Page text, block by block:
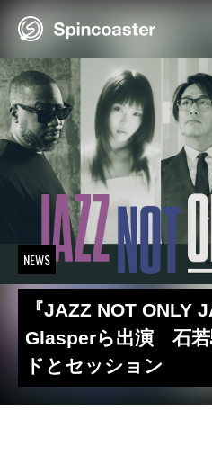
Skip
NEWS
『JAZZ NOT ONLY
Glasperら出演 石若
ドとセッション